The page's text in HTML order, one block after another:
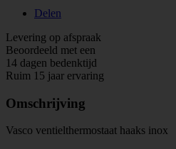
Delen
Levering op afspraak
Beoordeeld met een
14 dagen bedenktijd
Ruim 15 jaar ervaring
Omschrijving
Vasco ventielthermostaat haaks inox